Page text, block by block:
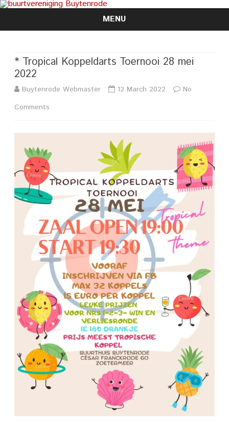
MENU
Skip
* Tropical Koppeldarts Toernooi 28 mei
2022
Buytenrode Webmaster 12 March 2022
No
Comments
Koppeldarts
Toernooi
28
2022